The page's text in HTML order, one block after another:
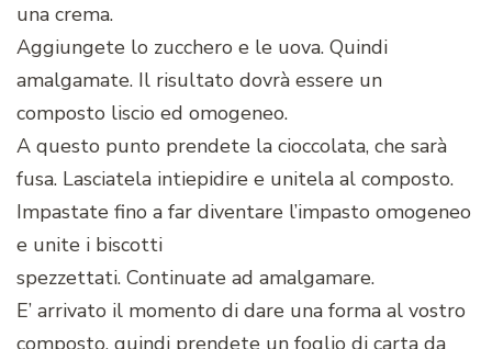
una crema.
Aggiungete lo zucchero e le uova. Quindi
amalgamate. Il risultato dovrà essere un
composto liscio ed omogeneo.
A questo punto prendete la cioccolata, che sarà
fusa. Lasciatela intiepidire e unitela al composto.
Impastate fino a far diventare l’impasto omogeneo
e unite i biscotti
spezzettati. Continuate ad amalgamare.
E’ arrivato il momento di dare una forma al vostro
composto, quindi prendete un foglio di carta da